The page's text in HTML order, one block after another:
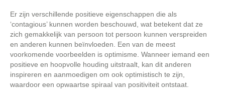
Er zijn verschillende positieve eigenschappen die als
‘contagious’ kunnen worden beschouwd, wat betekent dat ze
zich gemakkelijk van persoon tot persoon kunnen verspreiden
en anderen kunnen beïnvloeden. Een van de meest
voorkomende voorbeelden is optimisme. Wanneer iemand een
positieve en hoopvolle houding uitstraalt, kan dit anderen
inspireren en aanmoedigen om ook optimistisch te zijn,
waardoor een opwaartse spiraal van positiviteit ontstaat.